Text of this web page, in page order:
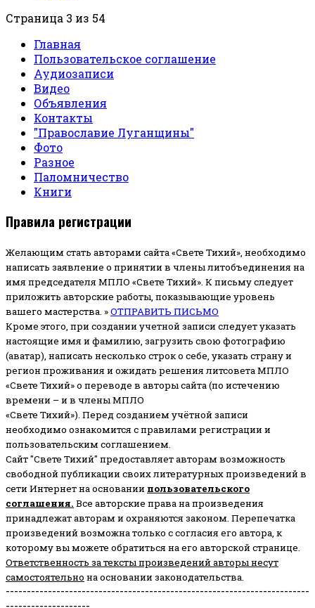
Страница 3 из 54
Главная
Пользовательское соглашение
Аудиозаписи
Видео
Объявления
Контакты
"Православие Луганщины"
Фото
Разное
Паломничество
Книги
Правила регистрации
Желающим стать авторами сайта «Свете Тихий», необходимо
написать заявление о принятии в члены литобъединения на
имя председателя МПЛО «Свете Тихий». К письму следует
приложить авторские работы, показывающие уровень
вашего мастерства. »ОТПРАВИТЬ ПИСЬМО
Кроме этого, при создании учетной записи следует указать
настоящие имя и фамилию, загрузить свою фотографию
(аватар), написать несколько строк о себе, указать страну и
регион проживания и ожидать решения литсовета МПЛО
«Свете Тихий» о переводе в авторы сайта (по истечению
времени – и в члены МПЛО
«Свете Тихий»). Перед созданием учётной записи
необходимо ознакомится с правилами регистрации и
пользовательским соглашением.
Сайт "Свете Тихий" предоставляет авторам возможность
свободной публикации своих литературных произведений в
сети Интернет на основании пользовательского
соглашения. Все авторские права на произведения
принадлежат авторам и охраняются законом. Перепечатка
произведений возможна только с согласия его автора, к
которому вы можете обратиться на его авторской странице.
Ответственность за тексты произведений авторы несут
самостоятельно на основании законодательства.
------------------------------------------------------------------------